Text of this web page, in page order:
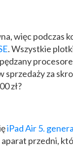
więc podczas
. Wszystkie
sprzedaży za
zł?
iPad Air 5.
przedni,